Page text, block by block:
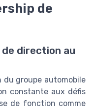
de
direction au
du groupe automobile
constante aux défis
de fonction comme